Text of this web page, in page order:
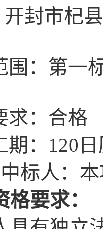
开封市杞
： 第一
求：合格
： 120
标人：
要求：